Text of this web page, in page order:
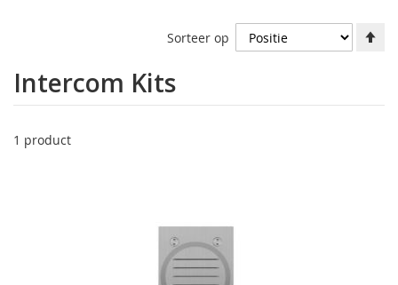
Intercom Kits
1 product
Sorteer op